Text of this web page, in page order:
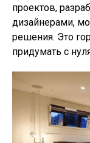
проектов,
дизайнерами,
решения. Это
придумать с